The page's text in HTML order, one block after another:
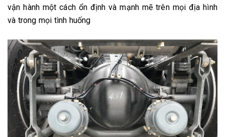
vận hành một cách ổn định và mạnh mẽ trên mọi địa hình
và trong mọi tình huống